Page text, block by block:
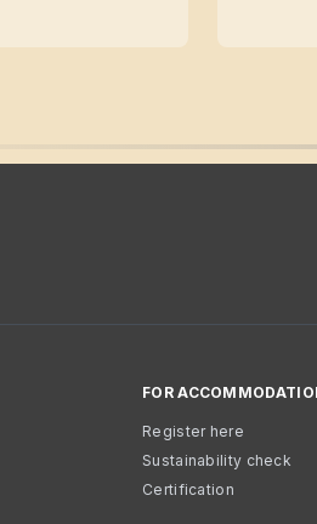
FOR
Register here
Sustainability check
Certification